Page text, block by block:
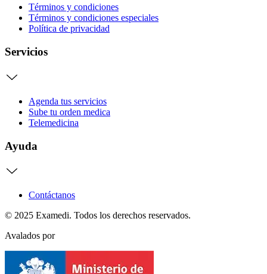
Términos y condiciones
Términos y condiciones especiales
Política de privacidad
Servicios
Agenda tus servicios
Sube tu orden medica
Telemedicina
Ayuda
Contáctanos
© 2025 Examedi. Todos los derechos reservados.
Avalados por